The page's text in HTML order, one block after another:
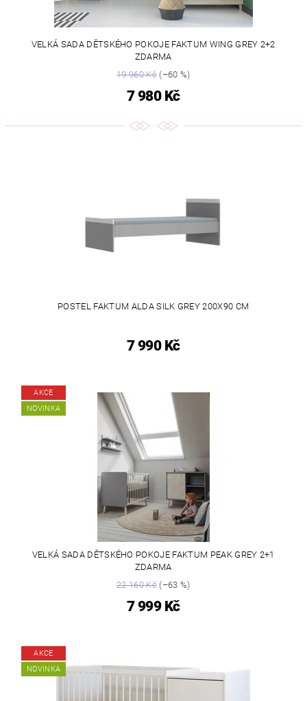
VELKÁ SADA DĚTSKÉHO POKOJE FAKTUM WING GREY 2+2
ZDARMA
19 960 Kč(–60 %)
7 980 Kč
POSTEL FAKTUM ALDA SILK GREY 200X90 CM
7 990 Kč
AKCE
NOVINKA
VELKÁ SADA DĚTSKÉHO POKOJE FAKTUM PEAK GREY 2+1
ZDARMA
22 160 Kč(–63 %)
7 999 Kč
AKCE
NOVINKA